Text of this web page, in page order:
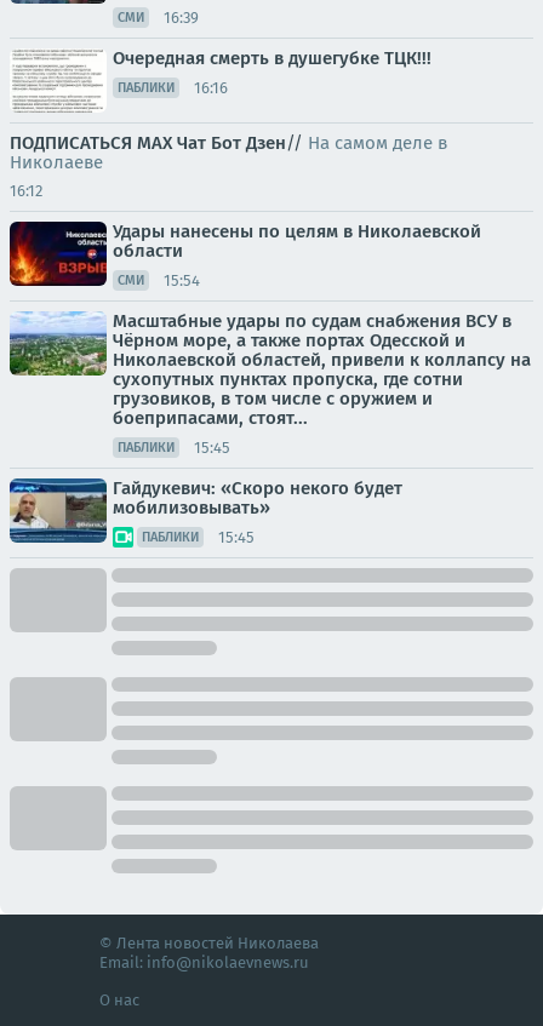
СМИ 16:39
Очередная смерть в душегубке ТЦК!!!
ПАБЛИКИ 16:16
ПОДПИСАТЬСЯ МАХ Чат Бот Дзен// На самом деле в
Николаеве
16:12
Удары нанесены по целям в Николаевской
области
СМИ 15:54
Масштабные удары по судам снабжения ВСУ в
Чёрном море, а также портах Одесской и
Николаевской областей, привели к коллапсу на
сухопутных пунктах пропуска, где сотни
грузовиков, в том числе с оружием и
боеприпасами, стоят...
ПАБЛИКИ 15:45
Гайдукевич: «Скоро некого будет
мобилизовывать»
ПАБЛИКИ 15:45
© Лента новостей Николаева
Email: info@nikolaevnews.ru
О нас